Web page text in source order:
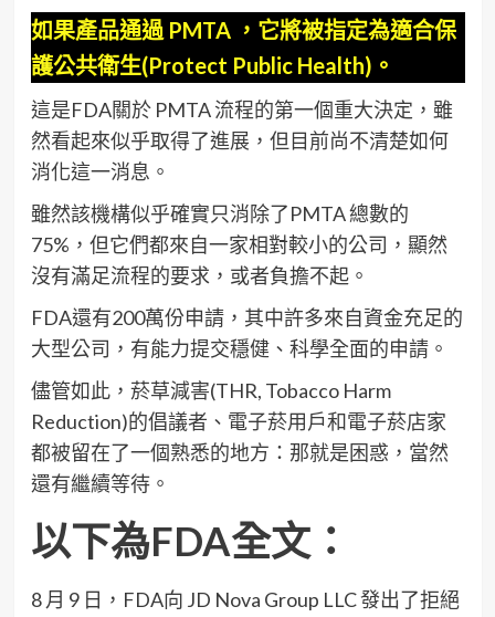
如果產品通過 PMTA ，它將被指定為適合保
護公共衛生(Protect Public Health)。
這是FDA關於 PMTA 流程的第一個重大決定，雖
然看起來似乎取得了進展，但目前尚不清楚如何
消化這一消息。
雖然該機構似乎確實只消除了PMTA 總數的
75%，但它們都來自一家相對較小的公司，顯然
沒有滿足流程的要求，或者負擔不起。
FDA還有200萬份申請，其中許多來自資金充足的
大型公司，有能力提交穩健、科學全面的申請。
儘管如此，菸草減害(THR, Tobacco Harm
Reduction)的倡議者、電子菸用戶和電子菸店家
都被留在了一個熟悉的地方：那就是困惑，當然
還有繼續等待。
以下為FDA全文：
8 月 9 日，FDA向 JD Nova Group LLC 發出了拒絕